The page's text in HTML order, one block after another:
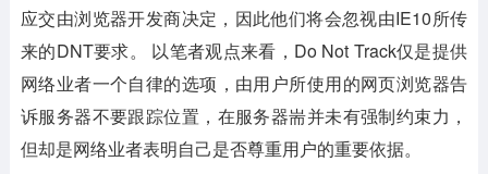
应交由浏览器开发商决定，因此他们将会忽视由IE10所传
来的DNT要求。 以笔者观点来看，Do Not Track仅是提供
网络业者一个自律的选项，由用户所使用的网页浏览器告
诉服务器不要跟踪位置，在服务器耑并未有强制约束力，
但却是网络业者表明自己是否尊重用户的重要依据。